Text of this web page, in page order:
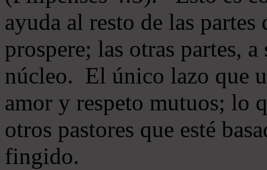
ayuda al resto de las
prospere; las otras partes,
núcleo. El único lazo que
amor y respeto mutuos; lo
otros pastores que esté
fingido.